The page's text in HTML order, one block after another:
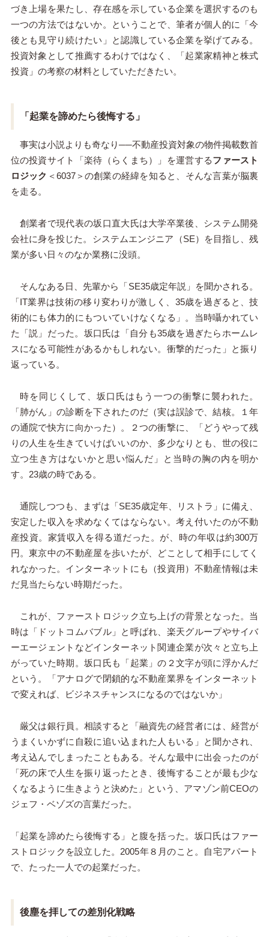
づき上場を果たし、存在感を示している企業を選択するのも
一つの方法ではないか。ということで、筆者が個人的に「今
後とも見守り続けたい」と認識している企業を挙げてみる。
投資対象として推薦するわけではなく、「起業家精神と株式
投資」の考察の材料としていただきたい。
「起業を諦めたら後悔する」
事実は小説よりも奇なり──不動産投資対象の物件掲載数首
位の投資サイト「楽待（らくまち）」を運営するファースト
ロジック ＜6037＞の創業の経緯を知ると、そんな言葉が脳裏
を走る。
創業者で現代表の坂口直大氏は大学卒業後、システム開発
会社に身を投じた。システムエンジニア（SE）を目指し、残
業が多い日々のなか業務に没頭。
そんなある日、先輩から「SE35歳定年説」を聞かされる。
「IT業界は技術の移り変わりが激しく、35歳を過ぎると、技
術的にも体力的にもついていけなくなる」。当時囁かれてい
た「説」だった。坂口氏は「自分も35歳を過ぎたらホームレ
スになる可能性があるかもしれない。衝撃的だった」と振り
返っている。
時を同じくして、坂口氏はもう一つの衝撃に襲われた。
「肺がん」の診断を下されたのだ（実は誤診で、結核。１年
の通院で快方に向かった）。２つの衝撃に、「どうやって残
りの人生を生きていけばいいのか、多少なりとも、世の役に
立つ生き方はないかと思い悩んだ」と当時の胸の内を明か
す。23歳の時である。
通院しつつも、まずは「SE35歳定年、リストラ」に備え、
安定した収入を求めなくてはならない。考え付いたのが不動
産投資。家賃収入を得る道だった。が、時の年収は約300万
円。東京中の不動産屋を歩いたが、どことして相手にしてく
れなかった。インターネットにも（投資用）不動産情報は未
だ見当たらない時期だった。
これが、ファーストロジック立ち上げの背景となった。当
時は「ドットコムバブル」と呼ばれ、楽天グループやサイバ
ーエージェントなどインターネット関連企業が次々と立ち上
がっていた時期。坂口氏も「起業」の２文字が頭に浮かんだ
という。「アナログで閉鎖的な不動産業界をインターネット
で変えれば、ビジネスチャンスになるのではないか」
厳父は銀行員。相談すると「融資先の経営者には、経営が
うまくいかずに自殺に追い込まれた人もいる」と聞かされ、
考え込んでしまったこともある。そんな最中に出会ったのが
「死の床で人生を振り返ったとき、後悔することが最も少な
くなるように生きようと決めた」という、アマゾン前CEOの
ジェフ・ベゾズの言葉だった。
「起業を諦めたら後悔する」と腹を括った。坂口氏はファー
ストロジックを設立した。2005年８月のこと。自宅アパート
で、たった一人での起業だった。
後塵を拝しての差別化戦略